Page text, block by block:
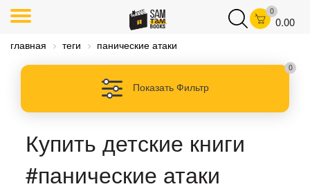
0
0.00
главная теги панические атаки
Показать Фильтр
0
Купить детские книги
#панические атаки